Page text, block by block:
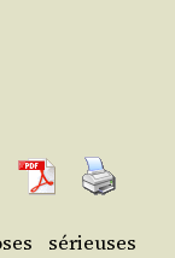
sérieuses